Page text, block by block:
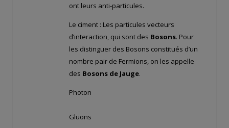
ont leurs anti-particules.
Le ciment : Les particules vecteurs
d’interaction, qui sont des Bosons. Pour
les distinguer des Bosons constitués d’un
nombre pair de Fermions, on les appelle
des Bosons de Jauge.
Photon
Gluons